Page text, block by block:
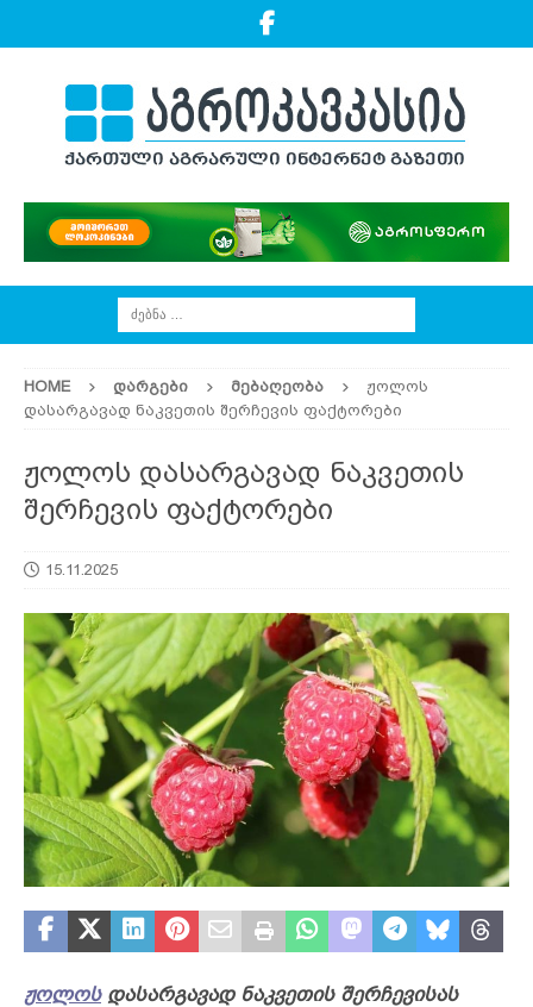
HOME ᲓᲐᲠᲒᲔᲑᲘ ᲛᲔᲑᲐᲦᲔᲝᲑᲐ
ჟოლოს
დასარგავად ნაკვეთის შერჩევის ფაქტორები
ჟოლოს დასარგავად ნაკვეთის
შერჩევის ფაქტორები
15.11.2025
ჟოლოსდასარგავად ნაკვეთის შერჩევისას